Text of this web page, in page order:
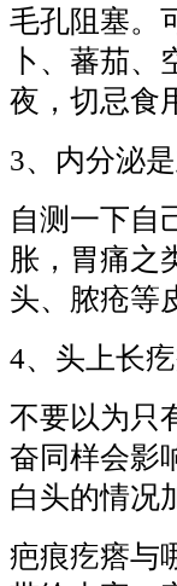
毛孔阻塞。
卜、蕃茄
夜，切忌食
3、内分泌
自测一下自
胀，胃痛之
头、脓疮等
4、头上长
不要以为只
奋同样会影
白头的情况
疤痕疙瘩与